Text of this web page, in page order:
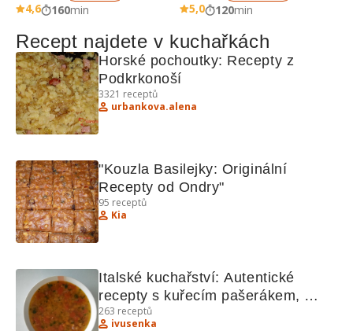
4,6 160min 5,0 120min
Recept najdete v kuchařkách
Horské pochoutky: Recepty z
Podkrkonoší
3321 receptů
urbankova.alena
"Kouzla Basilejky: Originální
Recepty od Ondry"
95 receptů
Kia
Italské kuchařství: Autentické
recepty s kuřecím pašerákem,
cizrnou a dalšími lahůdkami
263 receptů
ivusenka